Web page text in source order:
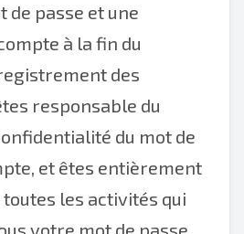
de passe et une
à la fin du
des
responsable du
du mot de
et êtes entièrement
les activités qui
votre mot de passe